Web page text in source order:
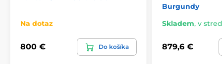
Na dotaz
800 € Do košíka
Burgundy
Skladem, v
879,6 €